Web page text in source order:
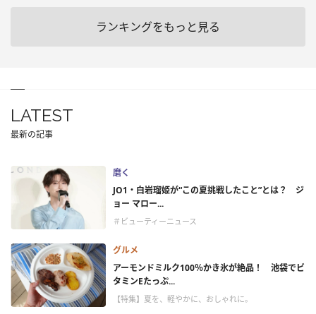
ランキングをもっと見る
LATEST
最新の記事
磨く
JO1・白岩瑠姫が“この夏挑戦したこと”とは？ ジ
ョー マロー...
＃ビューティーニュース
グルメ
アーモンドミルク100％かき氷が絶品！ 池袋でビ
タミンEたっぷ...
【特集】夏を、軽やかに、おしゃれに。